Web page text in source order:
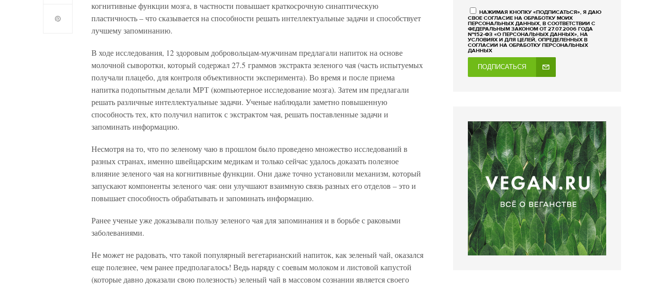
когнитивные функции мозга, в частности повышает краткосрочную синаптическую
пластичность – что сказывается на способности решать интеллектуальные задачи и способствует
лучшему запоминанию.
В ходе исследования, 12 здоровым добровольцам-мужчинам предлагали напиток на основе
молочной сыворотки, который содержал 27.5 граммов экстракта зеленого чая (часть испытуемых
получали плацебо, для контроля объективности эксперимента). Во время и после приема
напитка подопытным делали МРТ (компьютерное исследование мозга). Затем им предлагали
решать различные интеллектуальные задачи. Ученые наблюдали заметно повышенную
способность тех, кто получил напиток с экстрактом чая, решать поставленные задачи и
запоминать информацию.
Несмотря на то, что по зеленому чаю в прошлом было проведено множество исследований в
разных странах, именно швейцарским медикам и только сейчас удалось доказать полезное
влияние зеленого чая на когнитивные функции. Они даже точно установили механизм, который
запускают компоненты зеленого чая: они улучшают взаимную связь разных его отделов – это и
повышает способность обрабатывать и запоминать информацию.
Ранее ученые уже доказывали пользу зеленого чая для запоминания и в борьбе с раковыми
заболеваниями.
Не может не радовать, что такой популярный вегетарианский напиток, как зеленый чай, оказался
еще полезнее, чем ранее предполагалось! Ведь наряду с соевым молоком и листовой капустой
(которые давно доказали свою полезность) зеленый чай в массовом сознании является своего
НАЖИМАЯ КНОПКУ «ПОДПИСАТЬСЯ», Я ДАЮ
СВОЕ СОГЛАСИЕ НА ОБРАБОТКУ МОИХ
ПЕРСОНАЛЬНЫХ ДАННЫХ, В СООТВЕТСТВИИ С
ФЕДЕРАЛЬНЫМ ЗАКОНОМ ОТ 27.07.2006 ГОДА
№152-ФЗ «О ПЕРСОНАЛЬНЫХ ДАННЫХ», НА
УСЛОВИЯХ И ДЛЯ ЦЕЛЕЙ, ОПРЕДЕЛЕННЫХ В
СОГЛАСИИ НА ОБРАБОТКУ ПЕРСОНАЛЬНЫХ
ДАННЫХ
ПОДПИСАТЬСЯ